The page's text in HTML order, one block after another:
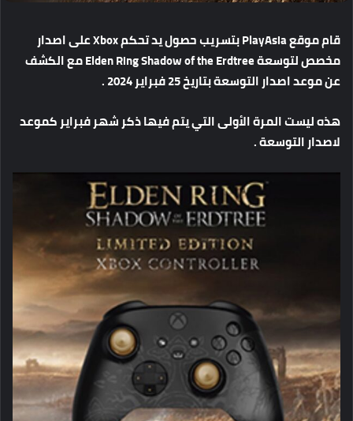
قامموقعPlayAsiaبتسريبحصوليدتحكم علىاصدار
مخصصلتوسعة معالكشف
عنموعداصدارالتوسعةبتاريخ فبراير
هذه ليست المرة الأولى التي يتم فيها ذكر شهر فبراير كموعد
لاصدار التوسعة .